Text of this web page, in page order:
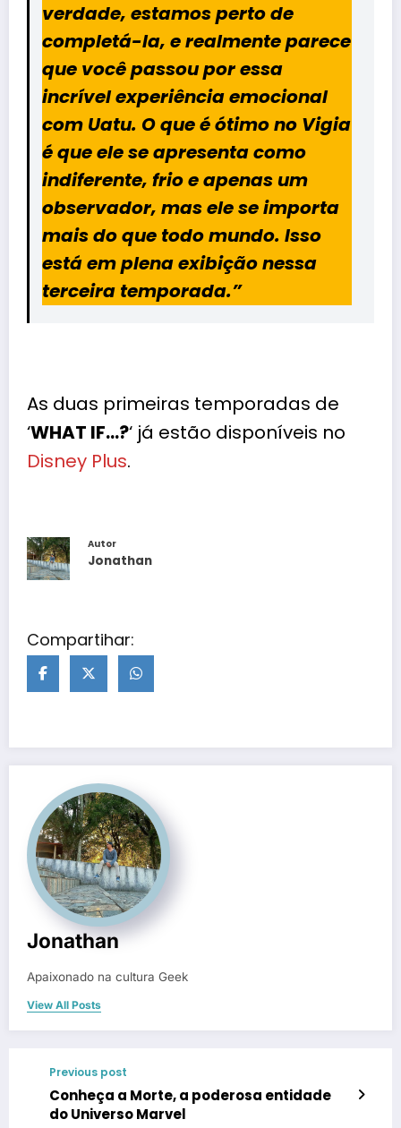
verdade, estamos perto de
completá-la, e realmente parece
que você passou por essa
incrível experiência emocional
com Uatu. O que é ótimo no Vigia
é que ele se apresenta como
indiferente, frio e apenas um
observador, mas ele se importa
mais do que todo mundo. Isso
está em plena exibição nessa
terceira temporada.”
As duas primeiras temporadas de
‘WHAT IF…?‘ já estão disponíveis no
Disney Plus.
Autor
Jonathan
Compartihar:
Jonathan
Apaixonado na cultura Geek
View All Posts
Previous post
Conheça a Morte, a poderosa entidade
do Universo Marvel